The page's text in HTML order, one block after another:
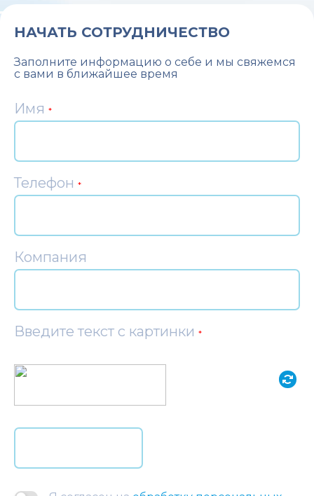
НАЧАТЬ СОТРУДНИЧЕСТВО
Заполните информацию о себе и мы свяжемся
с вами в ближайшее время
Имя *
Телефон *
Компания
Введите текст с картинки *